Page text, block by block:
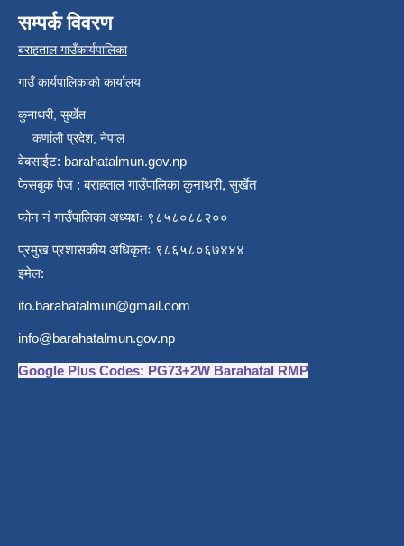
सम्पर्क विवरण
बराहताल गाउँकार्यपालिका
गाउँ कार्यपालिकाको कार्यालय
कुनाथरी, सुर्खेत
कर्णाली प्रदेश, नेपाल
वेबसाईट: barahatalmun.gov.np
फेसबुक पेज : बराहताल गाउँपालिका कुनाथरी, सुर्खेत
फोन नं गाउँपालिका अध्यक्षः ९८५८०८८२००
प्रमुख प्रशासकीय अधिकृतः ९८६५८०६७४४४
इमेल:
ito.barahatalmun@gmail.com
info@barahatalmun.gov.np
Google Plus Codes: PG73+2W Barahatal RMP